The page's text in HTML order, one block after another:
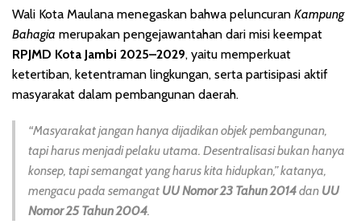
Wali Kota Maulana menegaskan bahwa peluncuran Kampung
Bahagia merupakan pengejawantahan dari misi keempat
RPJMD Kota Jambi 2025–2029, yaitu memperkuat
ketertiban, ketentraman lingkungan, serta partisipasi aktif
masyarakat dalam pembangunan daerah.
“Masyarakat jangan hanya dijadikan objek pembangunan,
tapi harus menjadi pelaku utama. Desentralisasi bukan hanya
konsep, tapi semangat yang harus kita hidupkan,”katanya,
mengacu pada semangat UU Nomor 23 Tahun 2014dan UU
Nomor 25 Tahun 2004.